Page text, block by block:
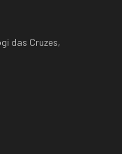
das Cruzes,